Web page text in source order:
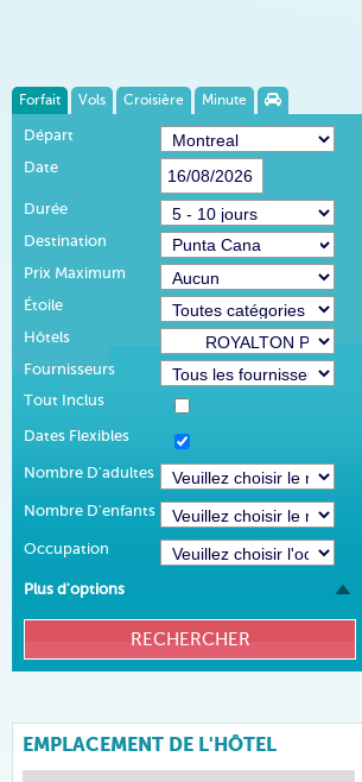
Forfait Vols Croisière Minute
Départ
Date
Durée
Destination
Prix Maximum
Étoile
Hôtels
Fournisseurs
Tout Inclus
Dates Flexibles
Nombre D'adultes
Nombre D'enfants
Occupation
Plus d'options
EMPLACEMENT DE L'HÔTEL